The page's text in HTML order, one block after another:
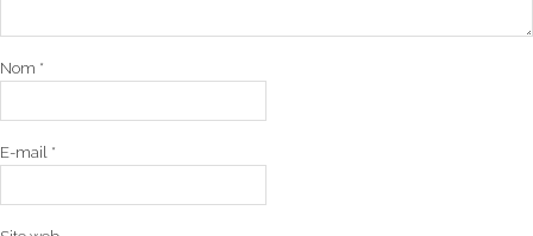
Nom *
E-mail *